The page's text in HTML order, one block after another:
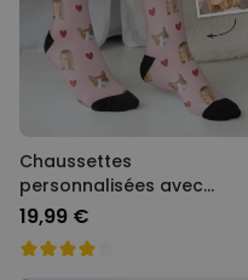
Chaussettes
personnalisées avec
animal de compagnie et
visage
19,99 €